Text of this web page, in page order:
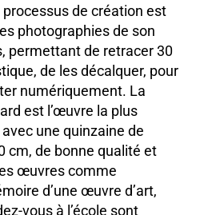
processus de création est
photographies de son
permettant de retracer 30
de les décalquer, pour
numériquement. La
est l’œuvre la plus
une quinzaine de
cm, de bonne qualité et
œuvres comme
d’une œuvre d’art,
vous à l’école sont